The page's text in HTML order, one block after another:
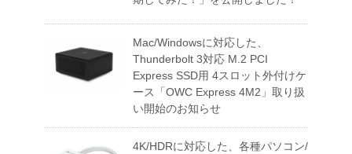
Mac/Windowsに対応した、
Thunderbolt 3対応 M.2 PCI
Express SSD用 4スロット外付けケ
ース「OWC Express 4M2」取り扱
い開始のお知らせ
4K/HDRに対応した、各種パソコン/